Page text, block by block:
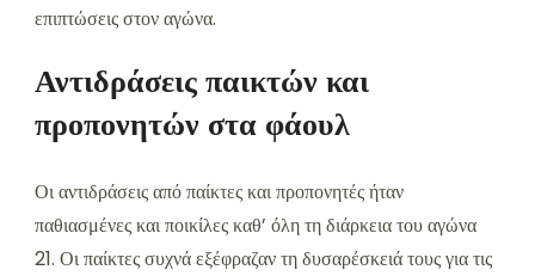
επιπτώσεις στον αγώνα.
Αντιδράσεις παικτών και
προπονητών στα φάουλ
Οι αντιδράσεις από παίκτες και προπονητές ήταν
παθιασμένες και ποικίλες καθ’ όλη τη διάρκεια του αγώνα
21. Οι παίκτες συχνά εξέφραζαν τη δυσαρέσκειά τους για τις